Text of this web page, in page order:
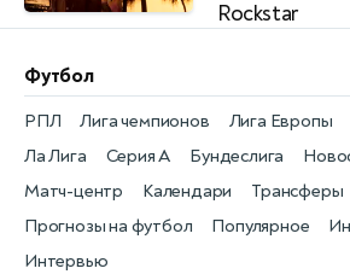
Rockstar
Футбол
РПЛ
Матч-центр
Лига чемпионов
Календари
Лига Европы
Трансферы
Прогнозы на футбол Популярное
Ла Лига Серия А
Интервью
Бундеслига